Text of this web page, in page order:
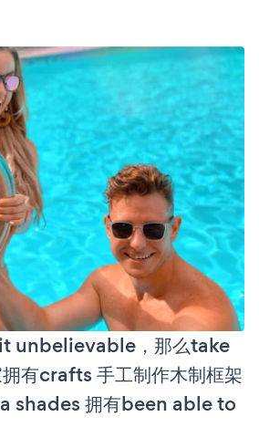
unbelievable，那么take
有crafts 手工制作木制框架
shades 拥有been able to